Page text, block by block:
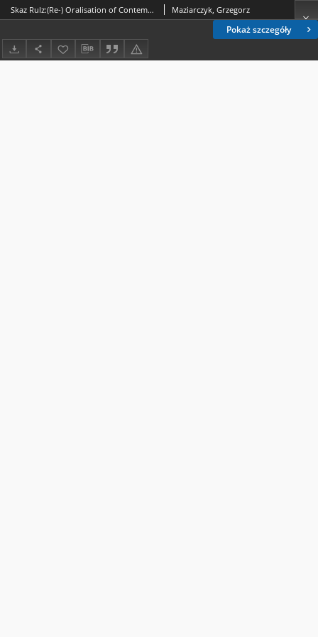
Pokaż szczegóły
Skaz Rulz:(Re-) Oralisation of Contemporary British Fiction Maziarczyk, Grzegorz